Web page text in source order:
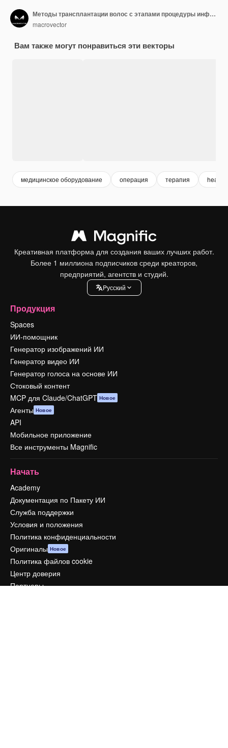
Методы трансплантации волос с этапами процедуры инфографики на белом
macrovector
Вам также могут понравиться эти векторы
медицинское оборудование операция терапия health
Креативная платформа для создания ваших лучших работ.
Более 1 миллиона подписчиков среди креаторов,
предприятий, агентств и студий.
Pусский
Продукция
Spaces
ИИ-помощник
Генератор изображений ИИ
Генератор видео ИИ
Генератор голоса на основе ИИ
Стоковый контент
MCP для Claude/ChatGPT Новое
Агенты Новое
API
Мобильное приложение
Все инструменты Magnific
Начать
Academy
Документация по Пакету ИИ
Служба поддержки
Условия и положения
Политика конфиденциальности
Оригиналы Новое
Политика файлов cookie
Центр доверия
Партнеры